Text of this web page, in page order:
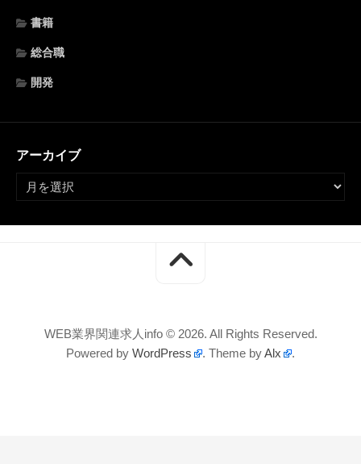
書籍
総合職
開発
アーカイブ
WEB業界関連求人info © 2026. All Rights Reserved.
Powered by WordPress . Theme byAlx .